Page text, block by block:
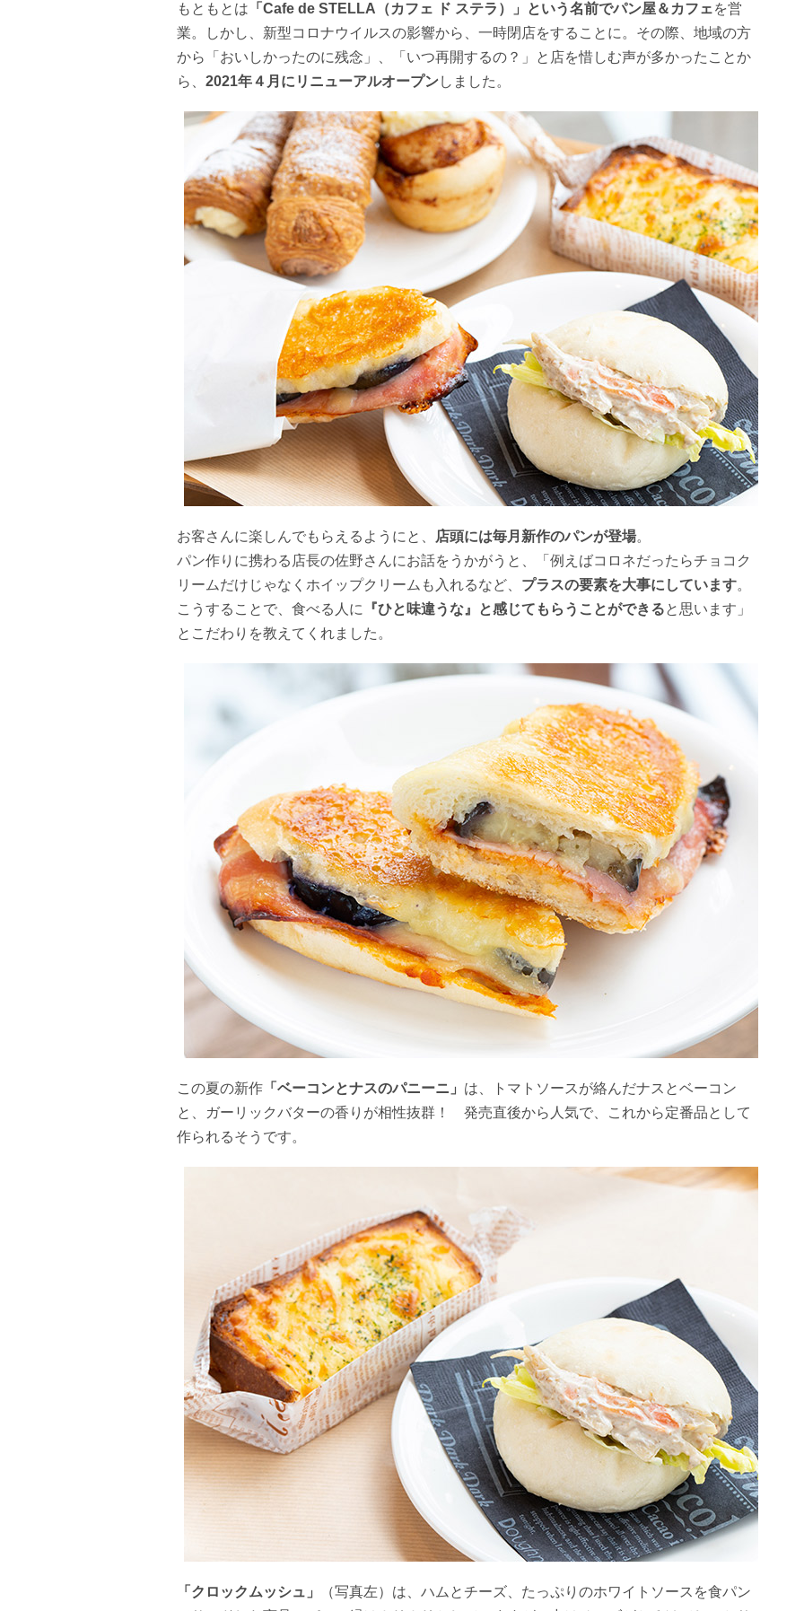
もともとは 「Cafe de STELLA（カフェ ド ステラ）」という名前でパン屋＆カフェを営
業。しかし、新型コロナウイルスの影響から、一時閉店をすることに。その際、地域の方
から「おいしかったのに残念」、「いつ再開するの？」と店を惜しむ声が多かったことか
ら、 2021年４月にリニューアルオープンしました。
お客さんに楽しんでもらえるようにと、 店頭には毎月新作のパンが登場。
パン作りに携わる店長の佐野さんにお話をうかがうと、「例えばコロネだったらチョコク
リームだけじゃなくホイップクリームも入れるなど、 プラスの要素を大事にしています。
こうすることで、食べる人に
『ひと味違うな』と感じてもらうことができると思います」
とこだわりを教えてくれました。
この夏の新作 「ベーコンとナスのパニーニ」 は、トマトソースが絡んだナスとベーコン
と、ガーリックバターの香りが相性抜群！ 発売直後から人気で、これから定番品として
作られるそうです。
「クロックムッシュ」
（写真左）は、ハムとチーズ、たっぷりのホワイトソースを食パン